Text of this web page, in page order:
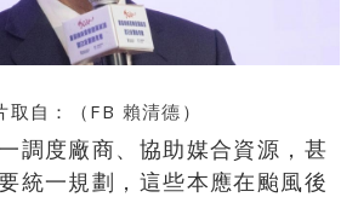
取自：（FB 賴清德 ）
調度廠商、協助媒合資源，甚
統一規劃，這些本應在颱風後